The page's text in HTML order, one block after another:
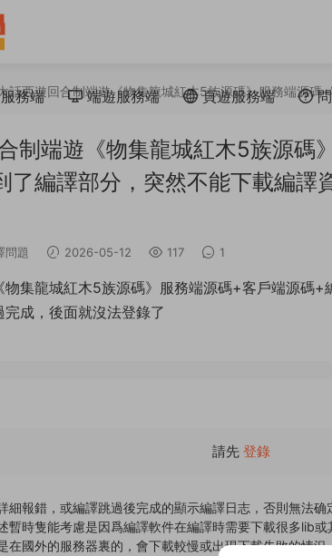
務端 端遊服務端 頁遊服務端
話西遊回合制端遊《物集龍城紅木5族源碼》服務端源碼
制端遊《物集龍城紅木5族源碼
了編譯部分，突然不能下載編譯
問題 2026-05-12 117 1
物集龍城紅木5族源碼》服務端源碼+客戶端源碼
成，後面就沒法登錄了
請先 登錄
細報錯，或編譯跳過後完成的顯示編譯日志，否則無法确
暫時隻能考慮是因爲編譯軟件在編譯時需要下載很多lib
在國外的服務器裏的，會下載較慢或出現下載失敗的情